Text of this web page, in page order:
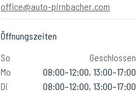
office@auto-pirnbacher.com
Öffnungszeiten
So
Geschlossen
Mo
08:00–12:00, 13:00–17:00
Di
08:00–12:00, 13:00–17:00